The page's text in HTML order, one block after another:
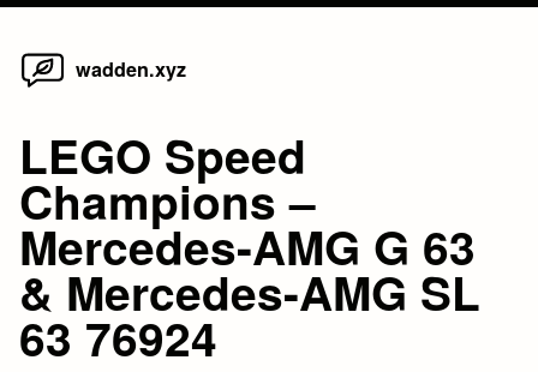
Skip
wadden.xyz
LEGO Speed
Champions –
Mercedes-AMG G 63
& Mercedes-AMG SL
63 76924